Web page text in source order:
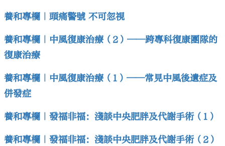
養和專欄｜頭痛警號 不可忽視
養和專欄｜中風復康治療（2）——跨專科復康團隊的
復康治療
養和專欄｜中風復康治療（1）——常見中風後遺症及
併發症
養和專欄｜發福非福：淺談中央肥胖及代謝手術（1）
養和專欄｜發福非福：淺談中央肥胖及代謝手術（2）